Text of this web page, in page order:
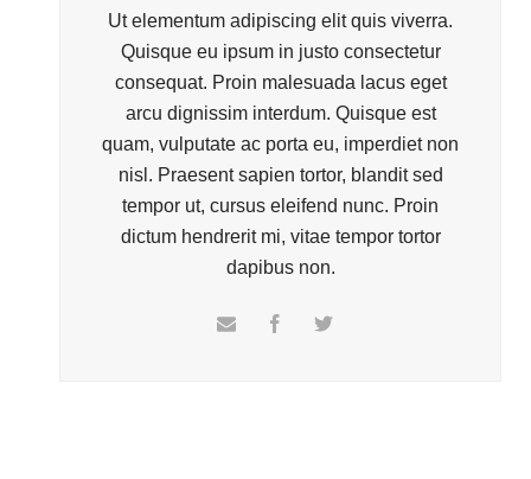
Ut elementum adipiscing elit quis viverra.
Quisque eu ipsum in justo consectetur
consequat. Proin malesuada lacus eget
arcu dignissim interdum. Quisque est
quam, vulputate ac porta eu, imperdiet non
nisl. Praesent sapien tortor, blandit sed
tempor ut, cursus eleifend nunc. Proin
dictum hendrerit mi, vitae tempor tortor
dapibus non.